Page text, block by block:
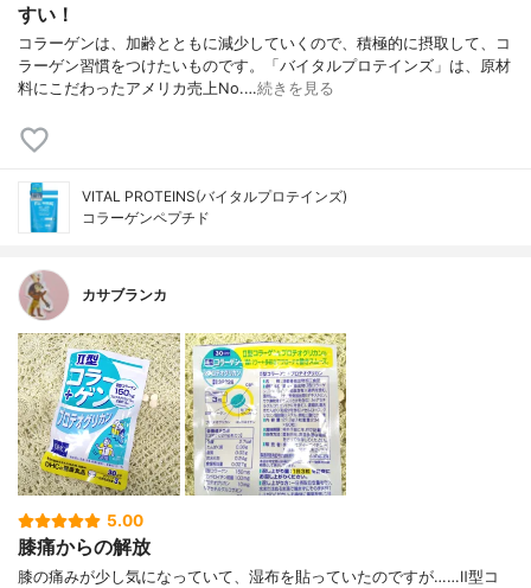
すい！
コラーゲンは、加齢とともに減少していくので、積極的に摂取して、コ
ラーゲン習慣をつけたいものです。「バイタルプロテインズ」は、原材
料にこだわったアメリカ売上No.…続きを見る
VITAL PROTEINS(バイタルプロテインズ)
コラーゲンペプチド
カサブランカ
5.00
膝痛からの解放
膝の痛みが少し気になっていて、湿布を貼っていたのですが……Ⅱ型コ